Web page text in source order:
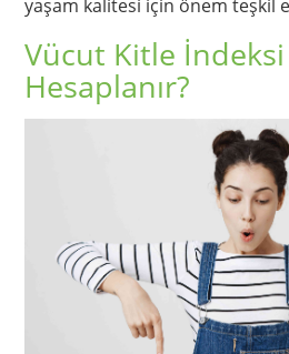
yaşam kalitesi için önem teşkil
Vücut Kitle İndeksi
Hesaplanır?